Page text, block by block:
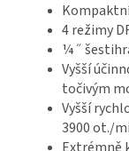
4 režimy
¼˝
Vyšší
točivým
Vyšší
3900 ot./